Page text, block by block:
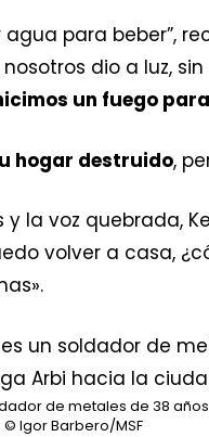
para beber”,
dio a luz,
un fuego
hogar destruido,
la voz quebrada,
volver a casa,
de metales de 38
© Igor Barbero/MSF